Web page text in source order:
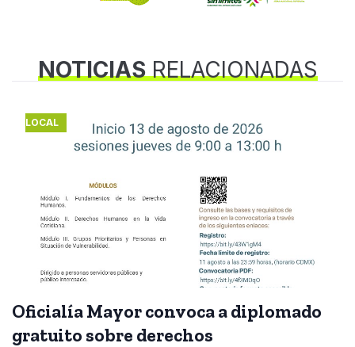
NOTICIASRELACIONADAS
LOCAL
Oficialía Mayor convoca a diplomado
gratuito sobre derechos